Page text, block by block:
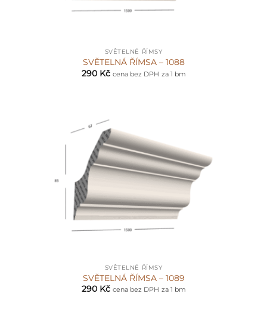
SVĚTELNÉ ŘÍMSY
SVĚTELNÁ ŘÍMSA – 1088
290 Kč cena bez DPH za 1 bm
SVĚTELNÉ ŘÍMSY
SVĚTELNÁ ŘÍMSA – 1089
290 Kč cena bez DPH za 1 bm